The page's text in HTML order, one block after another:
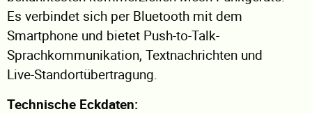
Es verbindet sich per Bluetooth mit dem
Smartphone und bietet Push-to-Talk-
Sprachkommunikation, Textnachrichten und
Live-Standortübertragung.
Technische Eckdaten: